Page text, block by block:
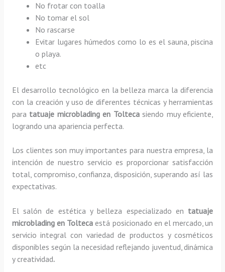
No frotar con toalla
No tomar el sol
No rascarse
Evitar lugares húmedos como lo es el sauna, piscina
o playa.
etc
El desarrollo tecnológico en la belleza marca la diferencia
con la creación y uso de diferentes técnicas y herramientas
para tatuaje microbladingen Toltecasiendo muy eficiente,
logrando una apariencia perfecta.
Los clientes son muy importantes para nuestra empresa, la
intención de nuestro servicio es proporcionar satisfacción
total, compromiso, confianza, disposición, superando así las
expectativas.
El salón de estética y belleza especializado en tatuaje
microbladingen Tolteca está posicionado en el mercado, un
servicio integral con variedad de productos y cosméticos
disponibles según la necesidad reflejando juventud, dinámica
y creatividad.